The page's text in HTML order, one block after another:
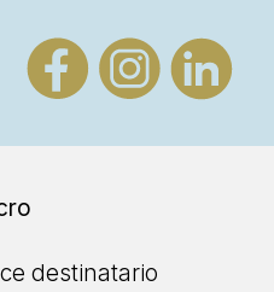
destinatario